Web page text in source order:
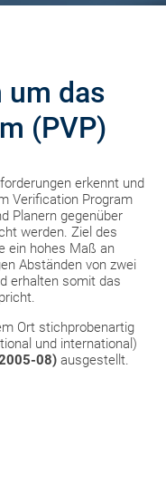
um das
(PVP)
erkennt und
Verification Program
Planern gegenüber
werden. Ziel des
ein hohes Maß an
Abständen von zwei
erhalten somit das
Ort stichprobenartig
und international)
08) ausgestellt.